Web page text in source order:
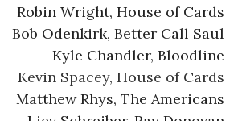
Robin Wright, House of Cards
Bob Odenkirk, Better Call Saul
Kyle Chandler, Bloodline
Kevin Spacey, House of Cards
Matthew Rhys, The Americans